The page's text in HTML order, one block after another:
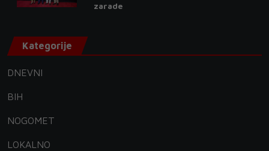
zarade
Kategorije
DNEVNI
BIH
NOGOMET
LOKALNO